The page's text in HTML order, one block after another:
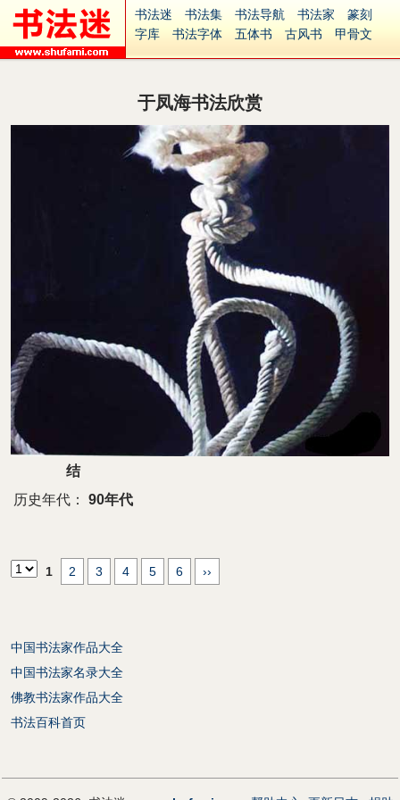
书法迷 书法集 书法导航 书法家
篆刻
字库
书法字体 五体书 古风书
甲骨文
集字
字形 大字 篆刻之家
古籍
中医 象棋 游戏
起名
识字 英语
字体下载
免费字体 中文字体
Ai矢量
P图宝 南无阿弥陀佛
捐赠 繁體版
于凤海书法欣赏
结
历史年代：
90年代
1 2 3 4 5 6 ››
中国书法家作品大全
中国书法家名录大全
佛教书法家作品大全
书法百科首页